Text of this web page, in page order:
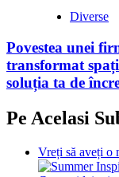
Diverse
Povestea unei
transformat
soluția ta de
Pe Acelasi
Vreți să aveți o